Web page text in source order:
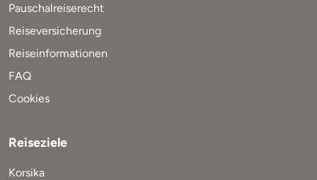
Pauschalreiserecht
Reiseversicherung
Reiseinformationen
FAQ
Cookies
Reiseziele
Korsika